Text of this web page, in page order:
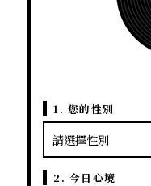
1. 您的性別
2. 今日心境